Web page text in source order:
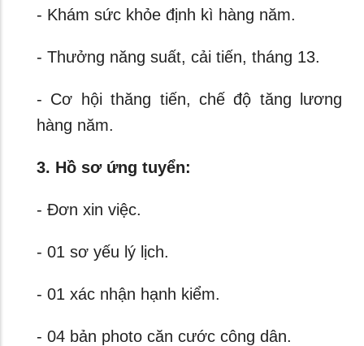
- Khám sức khỏe định kì hàng năm.
- Thưởng năng suất, cải tiến, tháng 13.
- Cơ hội thăng tiến, chế độ tăng lương
hàng năm.
3. Hồ sơ ứng tuyển:
- Đơn xin việc.
- 01 sơ yếu lý lịch.
- 01 xác nhận hạnh kiểm.
- 04 bản photo căn cước công dân.